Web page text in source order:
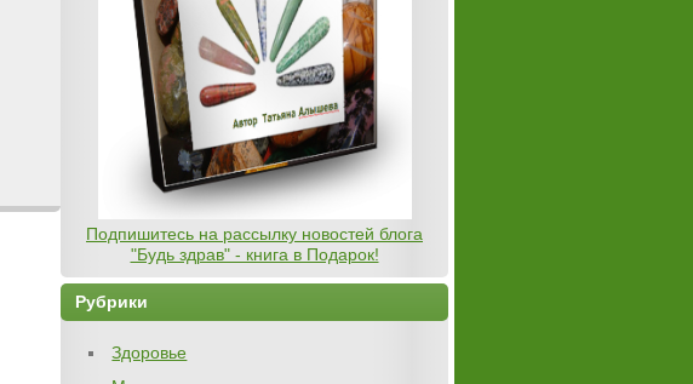
Подпишитесь на рассылку новостей блога
"Будь здрав" - книга в Подарок!
Рубрики
Здоровье